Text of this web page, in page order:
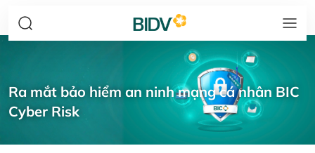
Ra mắt bảo hiểm an ninh mạng cá nhân BIC
Cyber Risk